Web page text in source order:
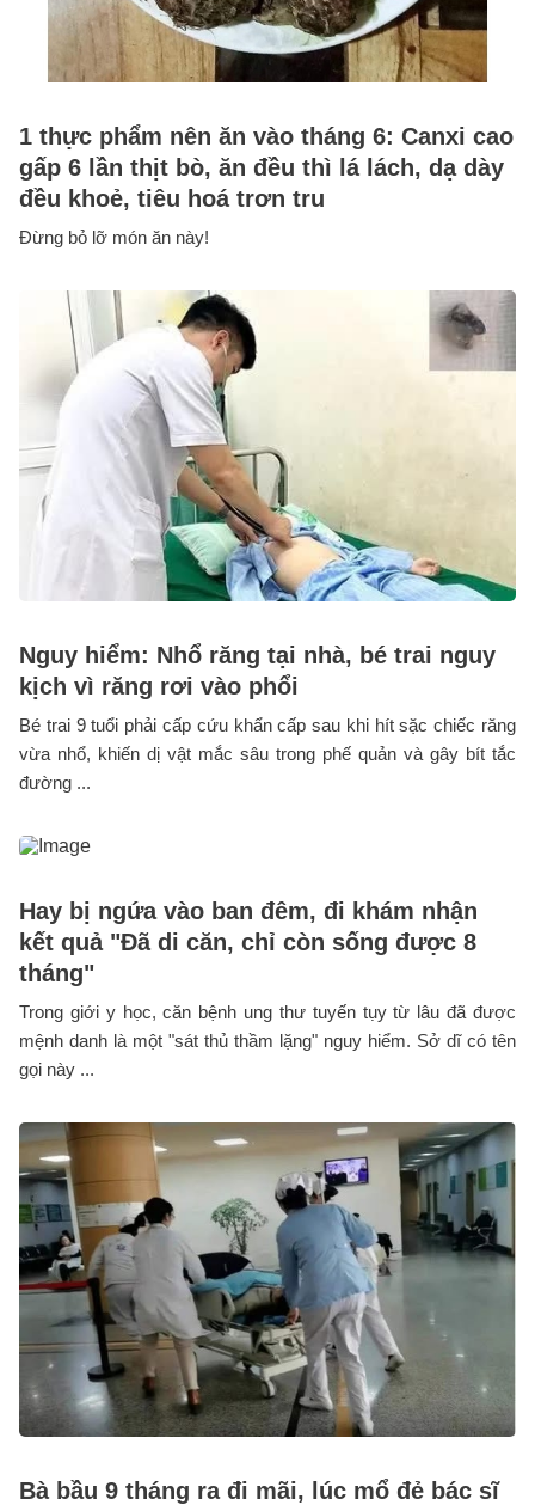
1 thực phẩm nên ăn vào tháng 6: Canxi cao
gấp 6 lần thịt bò, ăn đều thì lá lách, dạ dày
đều khoẻ, tiêu hoá trơn tru
Đừng bỏ lỡ món ăn này!
Nguy hiểm: Nhổ răng tại nhà, bé trai nguy
kịch vì răng rơi vào phổi
Bé trai 9 tuổi phải cấp cứu khẩn cấp sau khi hít sặc chiếc răng
vừa nhổ, khiến dị vật mắc sâu trong phế quản và gây bít tắc
đường ...
Hay bị ngứa vào ban đêm, đi khám nhận
kết quả "Đã di căn, chỉ còn sống được 8
tháng"
Trong giới y học, căn bệnh ung thư tuyến tụy từ lâu đã được
mệnh danh là một "sát thủ thầm lặng" nguy hiểm. Sở dĩ có tên
gọi này ...
Bà bầu 9 tháng ra đi mãi, lúc mổ đẻ bác sĩ